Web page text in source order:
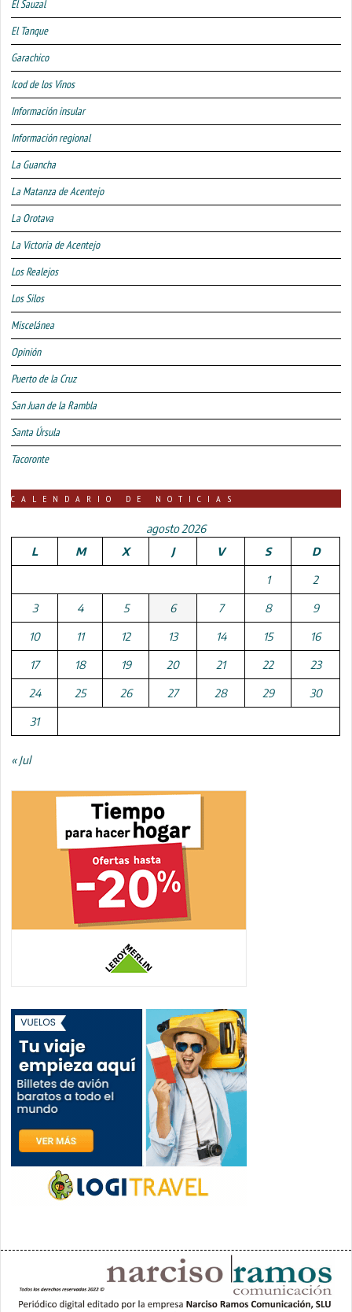
El Sauzal
El Tanque
Garachico
Icod de los Vinos
Información insular
Información regional
La Guancha
La Matanza de Acentejo
La Orotava
La Victoria de Acentejo
Los Realejos
Los Silos
Miscelánea
Opinión
Puerto de la Cruz
San Juan de la Rambla
Santa Úrsula
Tacoronte
CALENDARIO DE NOTICIAS
agosto 2026
L
M X J V S D
1 2
3 4 5 6 7 8 9
10 11 12 13 14 15 16
17 18 19 20 21 22 23
24 25 26 27 28 29 30
31
« Jul